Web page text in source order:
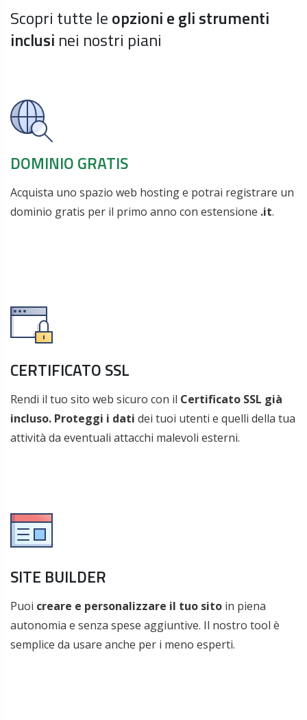
Scopri tutte leopzioni e gli strumenti
inclusi nei nostri piani
DOMINIO GRATIS
Acquista uno spazio web hosting e potrai registrare un
dominio gratis per il primo anno con estensione .it.
CERTIFICATO SSL
Rendi il tuo sito web sicuro con il Certificato SSL già
incluso. Proteggi i dati dei tuoi utenti e quelli della tua
attività da eventuali attacchi malevoli esterni.
SITE BUILDER
Puoi creare e personalizzare il tuo sito in piena
autonomia e senza spese aggiuntive. Il nostro tool è
semplice da usare anche per i meno esperti.